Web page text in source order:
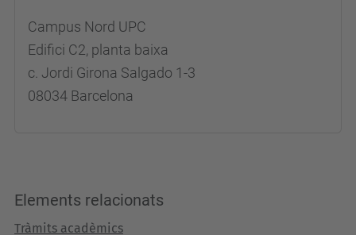
Campus Nord UPC
Edifici C2, planta baixa
c. Jordi Girona Salgado 1-3
08034 Barcelona
Elements relacionats
Tràmits acadèmics